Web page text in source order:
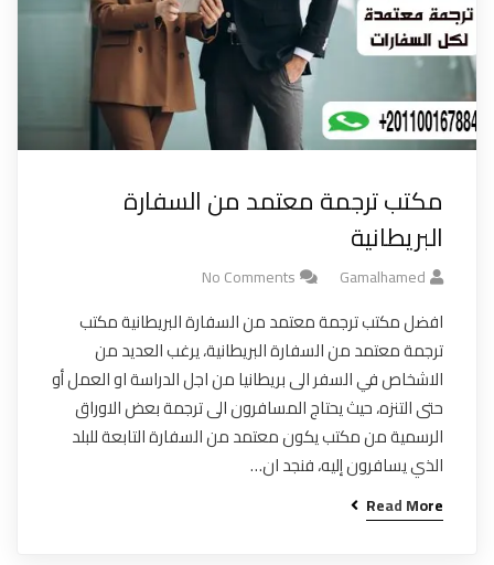
مكتب ترجمة معتمد من السفارة
البريطانية
Gamalhamed
No Comments
افضل مكتب ترجمة معتمد من السفارة البريطانية مكتب
ترجمة معتمد من السفارة البريطانية، يرغب العديد من
الاشخاص في السفر الى بريطانيا من اجل الدراسة او العمل أو
حتى التنزه، حيث يحتاج المسافرون الى ترجمة بعض الاوراق
الرسمية من مكتب يكون معتمد من السفارة التابعة للبلد
الذي يسافرون إليه، فنجد ان…
Read More